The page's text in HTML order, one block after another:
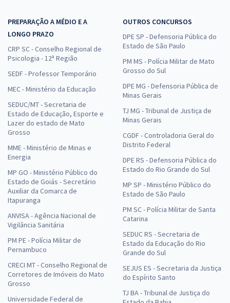
CNU 2025 - Concurso Nacional Unificado - Eixo Temático 3:
Planejamento e Projetos de Obras para o Bloco 4 - Engenharia e
Arquitetura
12x de
16,66
Comprar
CNU 2025 - Concurso Nacional Unificado - Eixo Temático 4: Agrário de
Pesqueiro para o Bloco 4 - Engenharia e Arquitetura
16,66
ou R$ 199,90 à vista
Comprar
PREPARAÇÃO A MÉDIO E A
LONGO PRAZO
CRP SC - Conselho Regional de
Psicologia - 12ª Região
SEDF - Professor Temporário
MEC - Ministério da Educação
SEDUC/MT - Secretaria de
Estado de Educação, Esporte e
Lazer do estado de Mato
Grosso
MME - Ministério de Minas e
Energia
MP GO - Ministério Público do
Estado de Goiás - Secretário
Auxiliar da Comarca de
Itapuranga
ANVISA - Agência Nacional de
Vigilância Sanitária
PM PE - Polícia Militar de
Pernambuco
CRECI MT - Conselho Regional de
Corretores de Imóveis do Mato
Grosso
Universidade Federal de
OUTROS CONCURSOS
DPE SP - Defensoria Pública do
Estado de São Paulo
PM MS - Polícia Militar de Mato
Grosso do Sul
DPE MG - Defensoria Pública de
Minas Gerais
TJ MG - Tribunal de Justiça de
Minas Gerais
CGDF - Controladoria Geral do
Distrito Federal
DPE RS - Defensoria Pública do
Estado do Rio Grande do Sul
MP SP - Ministério Público do
Estado de São Paulo
PM SC - Polícia Militar de Santa
Catarina
SEDUC RS - Secretaria de
Estado da Educação do Rio
Grande do Sul
SEJUS ES - Secretaria da Justiça
do Espírito Santo
TJ BA - Tribunal de Justiça do